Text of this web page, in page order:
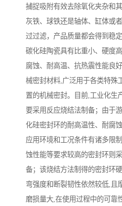
捕捉吸附有效去除氧化夹杂和
灰铁、球铁还是轴体、缸体或
过过滤，产品质量都会得到稳
碳化硅陶瓷具有比重小、硬度
腐蚀、耐高温、抗热震性能良
械密封材料,广泛用于各类特殊
置的机械密封。目前,工业化生
要采用反应烧结法制备；由于
化硅密封环的耐高温性、耐腐
应用环境和工况条件有诸多限
蚀性能等要求较高的密封环则
备；该烧结方法制得的密封环
弯强度和断裂韧性依然较低,且
磨损量大,在使用过程中的可靠